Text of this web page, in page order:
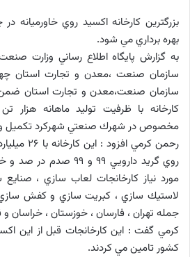
بزرگترين كارخانه اكسيد روي خاورميانه
بهره برداري مي شود.
به گزارش پايگاه اطلاع رساني وزارت
سازمان صنعت ،معدن و تجارت استان
سازمان صنعت،معدن و تجارت استان ضمن
كارخانه با ظرفيت توليد ماهانه هزار
مخصوص در شهرك صنعتي شهركرد تكميل و
رحمن كرمي
مورد نياز كارخانجات لعاب سازي ،
لاستيك سازي ، كبريت سازي و كفش
جمله تهران ، فارسان ، خوزستان ، خراسان
كرمي گفت : اين كارخانجات قبل از اين
كشور تامين مي كردند.